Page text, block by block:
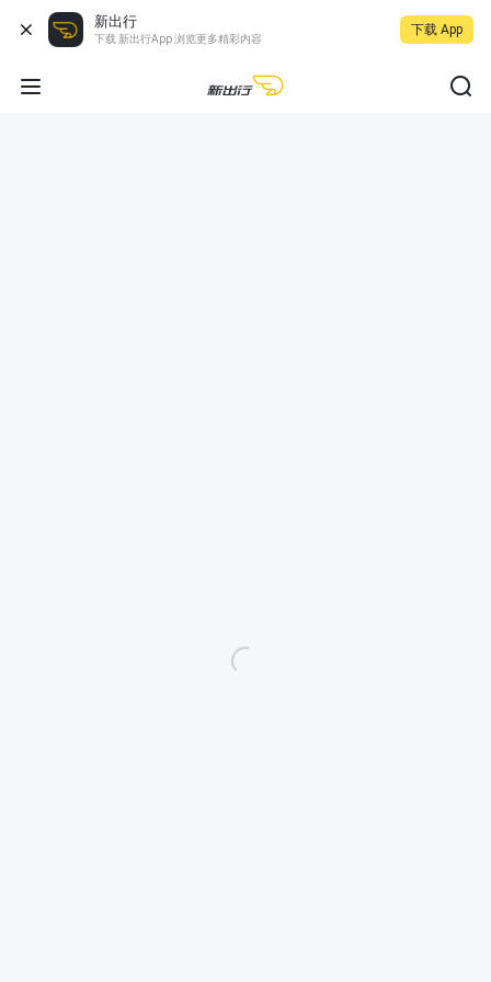
新出行
下载 新出行App 浏览更多精彩内容
下载 App